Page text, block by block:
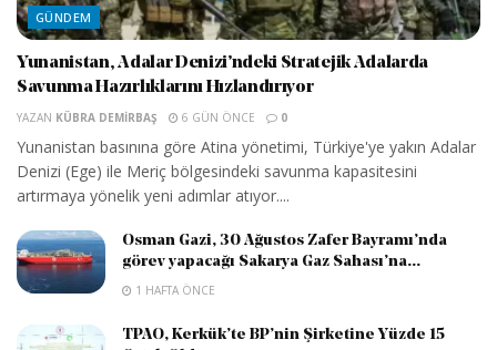
GÜNDEM
Yunanistan, Adalar Denizi’ndeki Stratejik Adalarda
Savunma Hazırlıklarını Hızlandırıyor
YAZAN KÜBRA DEMIRBAŞ 6 GÜN ÖNCE 0
Yunanistan basınına göre Atina yönetimi, Türkiye'ye yakın Adalar
Denizi (Ege) ile Meriç bölgesindeki savunma kapasitesini
artırmaya yönelik yeni adımlar atıyor....
Osman Gazi, 30 Ağustos Zafer Bayramı’nda
görev yapacağı Sakarya Gaz Sahası’na...
1 HAFTA ÖNCE
TPAO, Kerkük’te BP’nin Şirketine Yüzde 15